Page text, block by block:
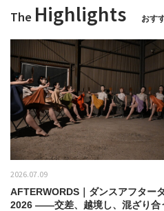
The Highlights おす
2026.07.09
AFTERWORDS｜ダンスアフター
2026 ——交差、越境し、混ざり合